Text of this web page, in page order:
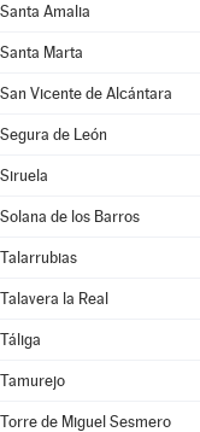
Santa Amalia
Santa Marta
San Vicente de Alcántara
Segura de León
Siruela
Solana de los Barros
Talarrubias
Talavera la Real
Táliga
Tamurejo
Torre de Miguel Sesmero